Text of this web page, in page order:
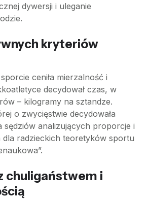
dywersji i uleganie
kryteriów
ceniła mierzalność i
decydował czas, w
– kilogramy na sztandze.
o zwycięstwie decydowała
sędziów analizujących proporcje i
dla radzieckich teoretyków sportu
chuligaństwem i